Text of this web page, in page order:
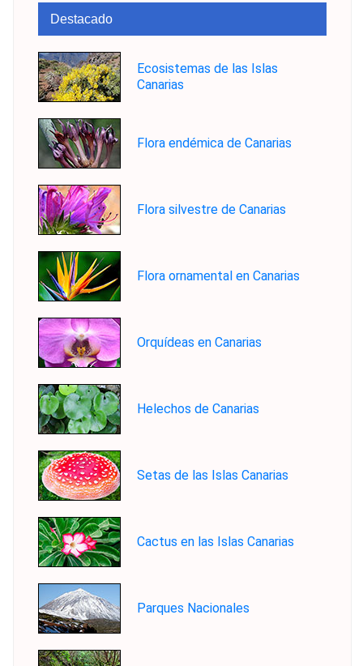
Destacado
Ecosistemas de las Islas
Canarias
Flora endémica de Canarias
Flora silvestre de Canarias
Flora ornamental en Canarias
Orquídeas en Canarias
Helechos de Canarias
Setas de las Islas Canarias
Cactus en las Islas Canarias
Parques Nacionales